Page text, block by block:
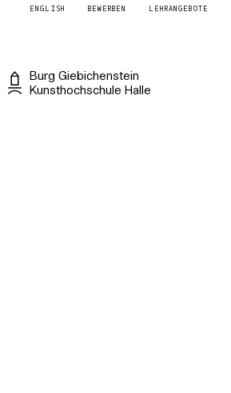
ENGLISH BEWERBEN LEHRANGEBOTE
Burg Giebichenstein
Kunsthochschule Halle